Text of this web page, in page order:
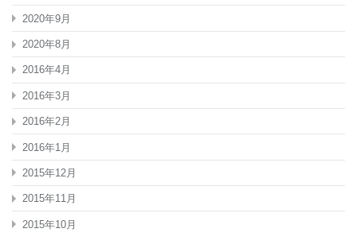
2020年9月
2020年8月
2016年4月
2016年3月
2016年2月
2016年1月
2015年12月
2015年11月
2015年10月